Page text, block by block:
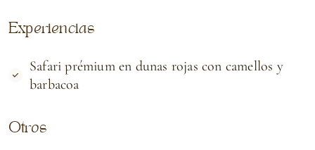
Experiencias
Safari prémium en dunas rojas con camellos y
barbacoa
Otros